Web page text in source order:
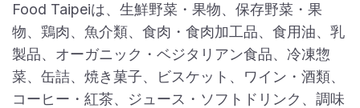
Food Taipeiは、生鮮野菜・果物、保存野菜・果
物、鶏肉、魚介類、食肉・食肉加工品、食用油、乳
製品、オーガニック・ベジタリアン食品、冷凍惣
菜、缶詰、焼き菓子、ビスケット、ワイン・酒類、
コーヒー・紅茶、ジュース・ソフトドリンク、調味